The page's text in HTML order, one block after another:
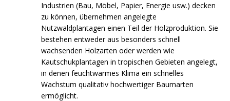
Industrien (Bau, Möbel, Papier, Energie usw.) decken
zu können, übernehmen angelegte
Nutzwaldplantagen einen Teil der Holzproduktion. Sie
bestehen entweder aus besonders schnell
wachsenden Holzarten oder werden wie
Kautschukplantagen in tropischen Gebieten angelegt,
in denen feuchtwarmes Klima ein schnelles
Wachstum qualitativ hochwertiger Baumarten
ermöglicht.